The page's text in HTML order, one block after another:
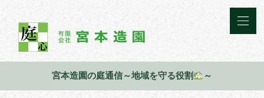
宮本造園の庭通信～地域を守る役割 ～